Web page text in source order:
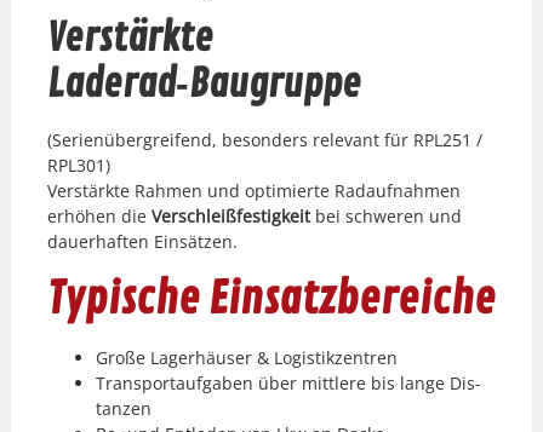
Verstärkte
Laderad‑Baugruppe
(Serienüber­greifend, beson­ders rel­e­vant für RPL251 /
RPL301)
Ver­stärk­te Rah­men und opti­mierte Radauf­nah­men
erhöhen die Ver­schleißfes­tigkeitbei schw­eren und
dauer­haften Ein­sätzen.
Typische Einsatzbereiche
Große Lager­häuser & Logis­tikzen­tren
Trans­portauf­gaben über mit­tlere bis lange Dis­
tanzen